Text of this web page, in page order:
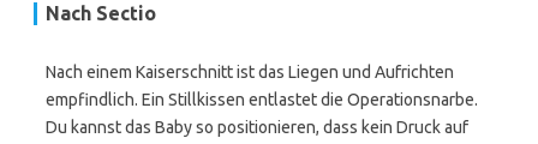
Nach Sectio
Nach einem Kaiserschnitt ist das Liegen und Aufrichten
empfindlich. Ein Stillkissen entlastet die Operationsnarbe.
Du kannst das Baby so positionieren, dass kein Druck auf